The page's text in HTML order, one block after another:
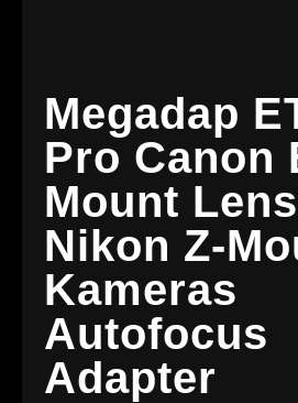
Megadap
Pro Canon
Mount
Nikon Z-
Kameras
Autofocus
Adapter